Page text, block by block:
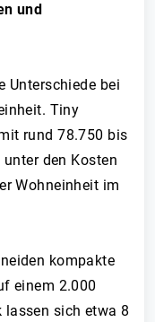
und
Unterschiede bei
Tiny
rund 78.750 bis
den Kosten
Wohneinheit im
kompakte
einem 2.000
lassen sich etwa 8